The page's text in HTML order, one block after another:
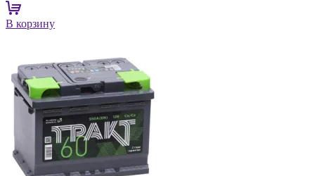
В корзину